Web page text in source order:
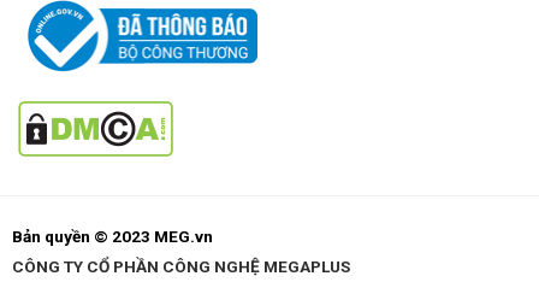
Bản quyền © 2023 MEG.vn
CÔNG TY CỔ PHẦN CÔNG NGHỆ MEGAPLUS